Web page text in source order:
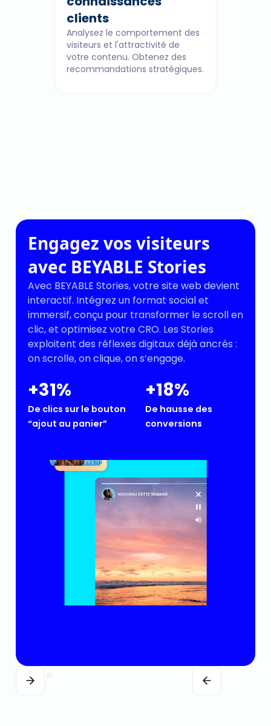
clients
Analysez le comportement des
visiteurs et l'attractivité de
votre contenu. Obtenez des
recommandations stratégiques.
Engagez vos visiteurs
avec BEYABLE Stories
Avec BEYABLE Stories, votre site web devient
interactif. Intégrez un format social et
immersif, conçu pour transformer le scroll en
clic, et optimisez votre CRO. Les Stories
exploitent des réflexes digitaux déjà ancrés :
on scrolle, on clique, on s’engage.
+31%
De clics sur le bouton
“ajout au panier”
+18%
De hausse des
conversions